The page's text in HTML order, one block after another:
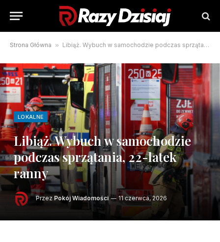
Strona Główna » Libiąż. Wybuch w samochodzie podczas sprzątania, 22-latek ranny
LOKALNE
Libiąż. Wybuch w samochodzie
podczas sprzątania, 22-latek
ranny
Przez Pokój Wiadomości 11 czerwca, 2026